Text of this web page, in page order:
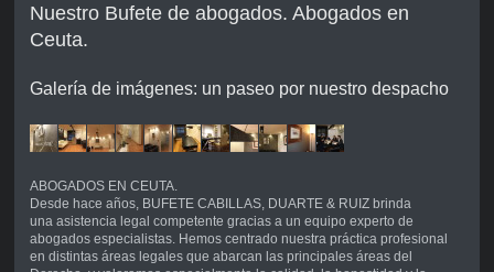
Nuestro Bufete de abogados. Abogados en
Ceuta.
Galería de imágenes: un paseo por nuestro despacho
ABOGADOS EN CEUTA.
Desde hace años, BUFETE CABILLAS, DUARTE & RUIZ brinda
una asistencia legal competente gracias a un equipo experto de
abogados especialistas. Hemos centrado nuestra práctica profesional
en distintas áreas legales que abarcan las principales áreas del